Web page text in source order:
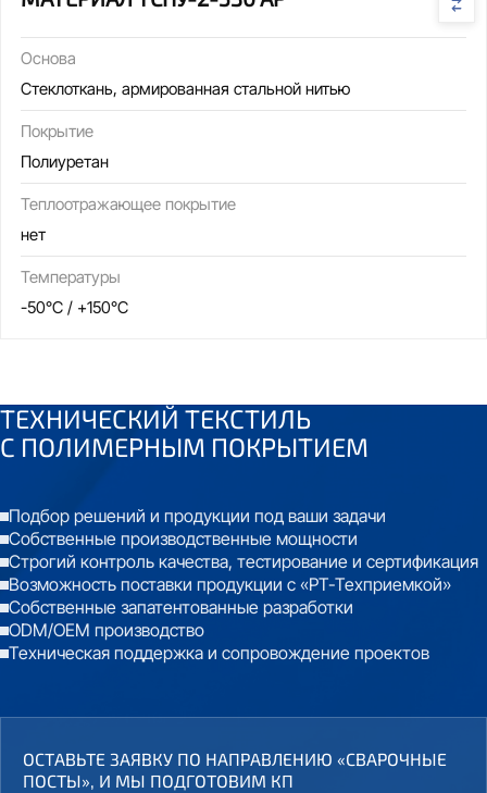
Основа
Стеклоткань, армированная стальной нитью
Покрытие
Полиуретан
Теплоотражающее покрытие
нет
Температуры
-50°C / +150°C
ТЕХНИЧЕСКИЙ ТЕКСТИЛЬ
С ПОЛИМЕРНЫМ ПОКРЫТИЕМ
Подбор решений и продукции под ваши задачи
Собственные производственные мощности
Строгий контроль качества, тестирование и сертификация
Возможность поставки продукции с «РТ-Техприемкой»
Собственные запатентованные разработки
ODM/OEM производство
Техническая поддержка и сопровождение проектов
ОСТАВЬТЕ ЗАЯВКУ ПО НАПРАВЛЕНИЮ «СВАРОЧНЫЕ
ПОСТЫ», И МЫ ПОДГОТОВИМ КП